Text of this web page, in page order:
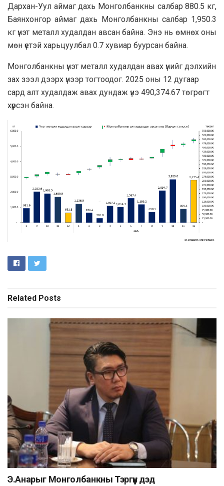
Дархан-Уул аймаг дахь Монголбанкны салбар 880.5 кг,
Баянхонгор аймаг дахь Монголбанкны салбар 1,950.3
кг үнэт металл худалдан авсан байна. Энэ нь өмнөх оны
мөн үетэй харьцуулбал 0.7 хувиар буурсан байна.
Монголбанкны үнэт металл худалдан авах үнийг дэлхийн
зах зээл дээрх үнээр тогтоодог. 2025 оны 12 дугаар
сард алт худалдаж авах дундаж үнэ 490,374.67 төгрөгт
хүрсэн байна.
Related Posts
Э.Анарыг Монголбанкны Тэргүүн дэд